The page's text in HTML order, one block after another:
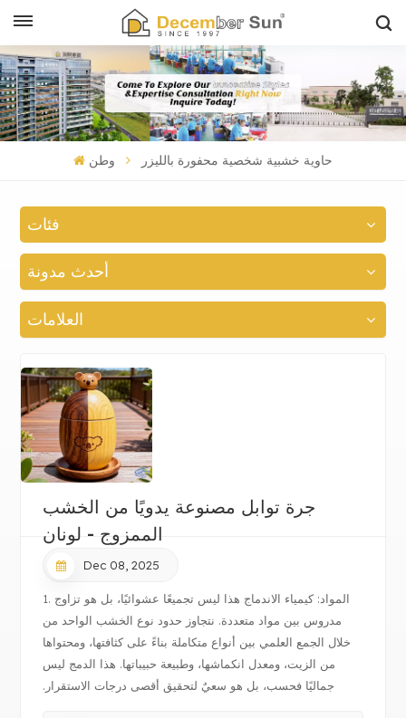
وطن حاوية خشبية شخصية محفورة بالليزر
فئات
أحدث مدونة
العلامات
جرة توابل مصنوعة يدويًا من الخشب
الممزوج - لونان
Dec 08, 2025
1. المواد: كيمياء الاندماج هذا ليس تجميعًا عشوائيًا، بل هو تزاوج
مدروس بين مواد متعددة. نتجاوز حدود نوع الخشب الواحد من
خلال الجمع العلمي بين أنواع متكاملة بناءً على كثافتها، ومحتواها
من الزيت، ومعدل انكماشها، وطبيعة حبيباتها. هذا الدمج ليس
جماليًا فحسب، بل هو سعيٌ لتحقيق أقصى درجات الاستقرار.